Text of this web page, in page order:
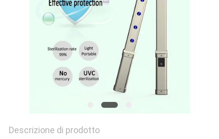
PRIVACY
POLICY
Descrizione di prodotto